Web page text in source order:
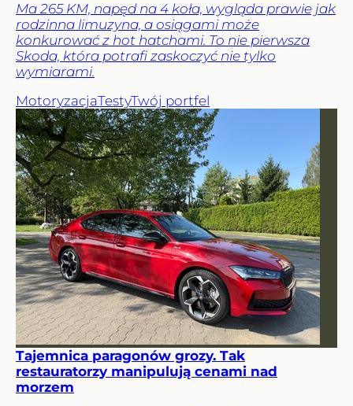
Ma 265 KM, napęd na 4 koła, wygląda prawie jak
rodzinna limuzyna, a osiągami może
konkurować z hot hatchami. To nie pierwsza
Skoda, która potrafi zaskoczyć nie tylko
wymiarami.
MotoryzacjaTestyTwój portfel
Tajemnica paragonów grozy. Tak
restauratorzy manipulują cenami nad
morzem